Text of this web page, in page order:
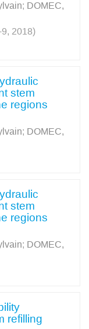
; DOMEC,
2018)
stem
regions
; DOMEC,
stem
regions
; DOMEC,
refilling